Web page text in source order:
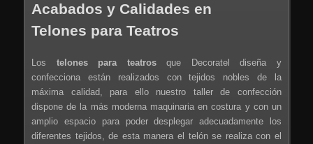
Acabados y Calidades en
Telones para Teatros
Los telones para teatrosque Decoratel diseña y
confecciona están realizados con tejidos nobles de la
máxima calidad, para ello nuestro taller de confección
dispone de la más moderna maquinaria en costura y con un
amplio espacio para poder desplegar adecuadamente los
diferentes tejidos, de esta manera el telón se realiza con el